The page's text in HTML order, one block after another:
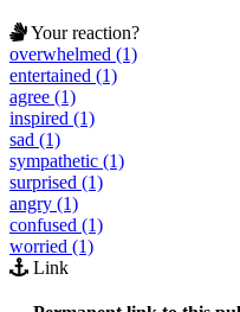
Your reaction?
overwhelmed (1)
entertained (1)
agree (1)
inspired (1)
sad (1)
sympathetic (1)
surprised (1)
angry (1)
confused (1)
worried (1)
Link